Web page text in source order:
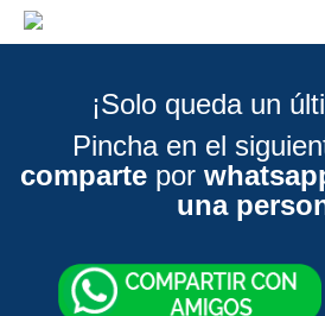
¡Solo queda un
Pincha en el
comparte por
una